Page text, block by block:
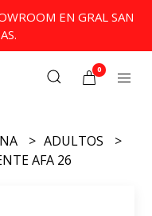
EN GRAL SAN
0
ADULTOS
AFA 26